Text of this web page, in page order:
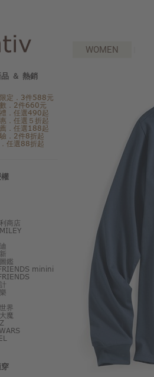
WOMEN
＆ 熱銷
定．3件588元
．2件660元
．任選490起
．任選５折起
．任選188起
．2件8折起
任選88折起
商店
鑑
minini
界
魔